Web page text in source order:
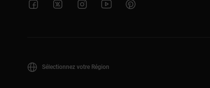
Sélectionnez votre Région